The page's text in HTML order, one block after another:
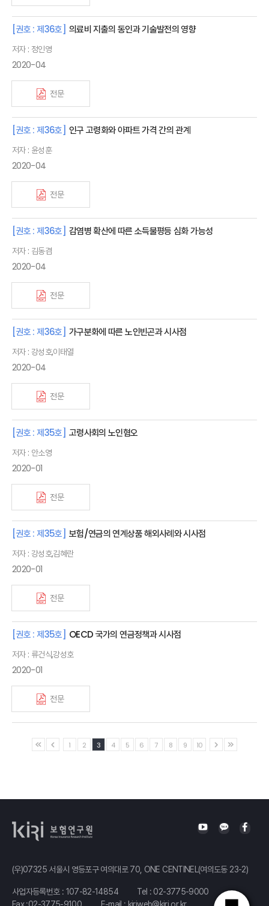
[권호 : 제36호] 의료비 지출의 동인과 기술발전의 영향
저자 : 정인영
2020-04
전문
[권호 : 제36호] 인구 고령화와 아파트 가격 간의 관계
저자 : 윤성훈
2020-04
전문
[권호 : 제36호] 감염병 확산에 따른 소득불평등 심화 가능성
저자 : 김동겸
2020-04
전문
[권호 : 제36호] 가구분화에 따른 노인빈곤과 시사점
저자 : 강성호,이태열
2020-04
전문
[권호 : 제35호] 고령사회의 노인혐오
저자 : 안소영
2020-01
전문
[권호 : 제35호] 보험/연금의 연계상품 해외사례와 시사점
저자 : 강성호,김혜란
2020-01
전문
[권호 : 제35호] OECD 국가의 연금정책과 시사점
저자 : 류건식,강성호
2020-01
전문
1 2 3 4 5 6 7 8 9 10
(우)07325 서울시 영등포구 여의대로 70, ONE CENTINEL(여의도동 23-2)
사업자등록번호 : 107-82-14854 Tel : 02-3775-9000